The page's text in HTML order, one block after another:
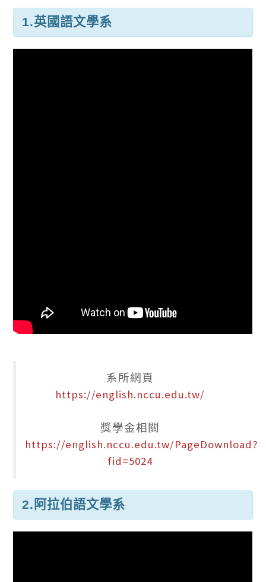
1.英國語文學系
系所網頁
https://english.nccu.edu.tw/
獎學金相關
https://english.nccu.edu.tw/PageDownload?
fid=5024
2.阿拉伯語文學系